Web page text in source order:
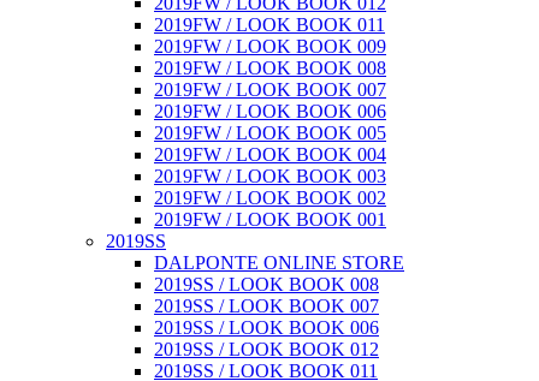
2019FW / LOOK BOOK 011
2019FW / LOOK BOOK 009
2019FW / LOOK BOOK 008
2019FW / LOOK BOOK 007
2019FW / LOOK BOOK 006
2019FW / LOOK BOOK 005
2019FW / LOOK BOOK 004
2019FW / LOOK BOOK 003
2019FW / LOOK BOOK 002
2019FW / LOOK BOOK 001
2019SS
DALPONTE ONLINE STORE
2019SS / LOOK BOOK 008
2019SS / LOOK BOOK 007
2019SS / LOOK BOOK 006
2019SS / LOOK BOOK 012
2019SS / LOOK BOOK 011